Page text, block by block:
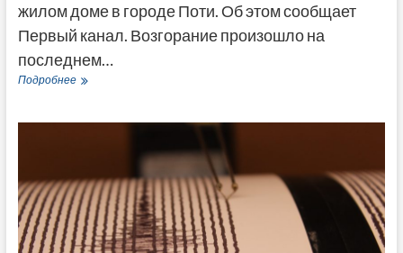
жилом доме в городе Поти. Об этом сообщает
Первый канал. Возгорание произошло на
последнем…
ПодробнееПожар
Поти